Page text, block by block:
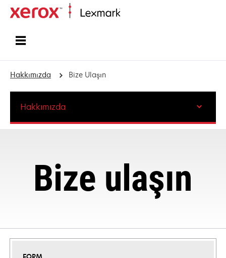
Hakkımızda Bize Ulaşın
Bize ulaşın
Hakkımızda